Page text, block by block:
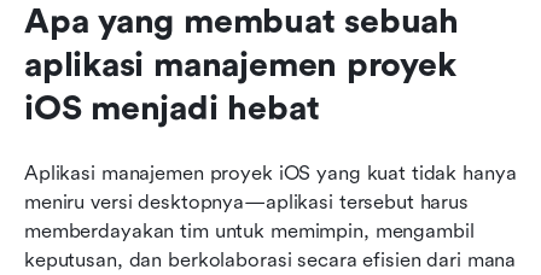
Apa yang membuat sebuah
aplikasi manajemen proyek
iOS menjadi hebat
Aplikasi manajemen proyek iOS yang kuat tidak hanya
meniru versi desktopnya—aplikasi tersebut harus
memberdayakan tim untuk memimpin, mengambil
keputusan, dan berkolaborasi secara efisien dari mana